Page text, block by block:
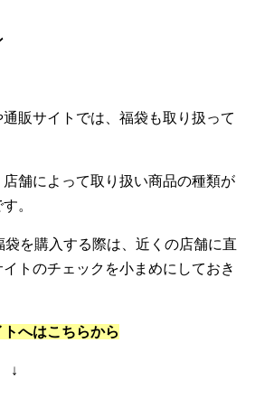
販サイトでは、福袋も取り扱って
舗によって取り扱い商品の種類が
。
を購入する際は、近くの店舗に直
トのチェックを小まめにしておき
へはこちらから